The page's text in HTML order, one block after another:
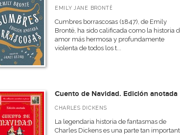
EMILY JANE BRONTË
Cumbres borrascosas (1847), de Emily
Brontë, ha sido calificada como la historia
amor más hermosa y profundamente
violenta de todos los t...
Cuento de Navidad. Edición anotada
CHARLES DICKENS
La legendaria historia de fantasmas de
Charles Dickens es una parte tan